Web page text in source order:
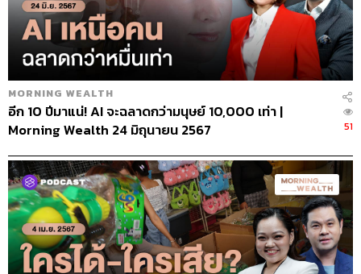
MORNING WEALTH
อีก 10 ปีมาแน่! AI จะฉลาดกว่ามนุษย์ 10,000 เท่า |
Morning Wealth 24 มิถุนายน 2567
51